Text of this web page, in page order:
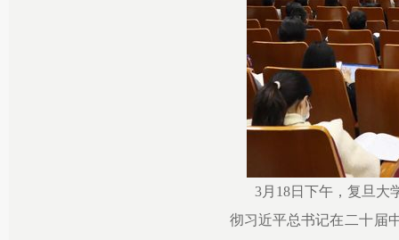
3月18日下午，复旦大
彻习近平总书记在二十届